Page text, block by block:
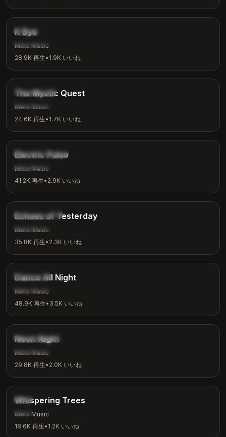
インディー
カジュアル
K Bye
Meta Music
28.9K 再生• 1.9K いいね
ファンタジー
冒険
The Mystic Quest
Meta Music
24.6K 再生• 1.7K いいね
エレクトロニック
ワークアウト
Electric Pulse
Meta Music
41.2K 再生• 2.9K いいね
ノスタルジック
内省
Echoes of Yesterday
Meta Music
35.8K 再生• 2.3K いいね
ダンス
パーティー
Dance All Night
Meta Music
48.9K 再生• 3.5K いいね
シンセウェーブ
夜の雰囲気
Neon Night
Meta Music
29.8K 再生• 2.0K いいね
自然
瞑想
Whispering Trees
Meta Music
18.6K 再生• 1.2K いいね